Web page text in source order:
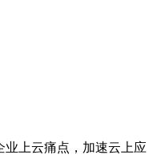
上云痛点，加速云上应